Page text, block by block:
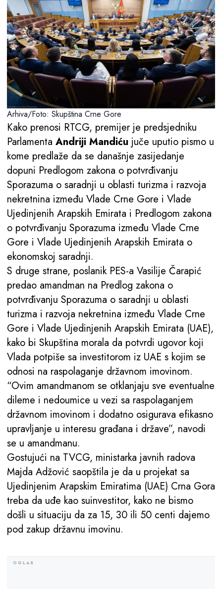
Arhiva/Foto: Skupština Crne Gore
Kako prenosi RTCG, premijer je predsjedniku
Parlamenta Andriji Mandiću juče uputio pismo u
kome predlaže da se današnje zasijedanje
dopuni Predlogom zakona o potvrđivanju
Sporazuma o saradnji u oblasti turizma i razvoja
nekretnina između Vlade Crne Gore i Vlade
Ujedinjenih Arapskih Emirata i Predlogom zakona
o potvrđivanju Sporazuma između Vlade Crne
Gore i Vlade Ujedinjenih Arapskih Emirata o
ekonomskoj saradnji.
S druge strane, poslanik PES-a Vasilije Čarapić
predao amandman na Predlog zakona o
potvrđivanju Sporazuma o saradnji u oblasti
turizma i razvoja nekretnina između Vlade Crne
Gore i Vlade Ujedinjenih Arapskih Emirata (UAE),
kako bi Skupština morala da potvrdi ugovor koji
Vlada potpiše sa investitorom iz UAE s kojim se
odnosi na raspolaganje državnom imovinom.
“Ovim amandmanom se otklanjaju sve eventualne
dileme i nedoumice u vezi sa raspolaganjem
državnom imovinom i dodatno osigurava efikasno
upravljanje u interesu građana i države”, navodi
se u amandmanu.
Gostujući na TVCG, ministarka javnih radova
Majda Adžović saopštila je da u projekat sa
Ujedinjenim Arapskim Emiratima (UAE) Crna Gora
treba da uđe kao suinvestitor, kako ne bismo
došli u situaciju da za 15, 30 ili 50 centi dajemo
pod zakup državnu imovinu.